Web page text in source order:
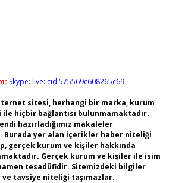
Skype: live:.cid.575569c608265c69
sitesi, herhangi bir marka, kurum
ile hiçbir bağlantısı bulunmamaktadır.
hazırladığımız makaleler
Burada yer alan içerikler haber niteliği
gerçek kurum ve kişiler hakkında
Gerçek kurum ve kişiler ile isim
tesadüfidir. Sitemizdeki bilgiler
tavsiye niteliği taşımazlar.